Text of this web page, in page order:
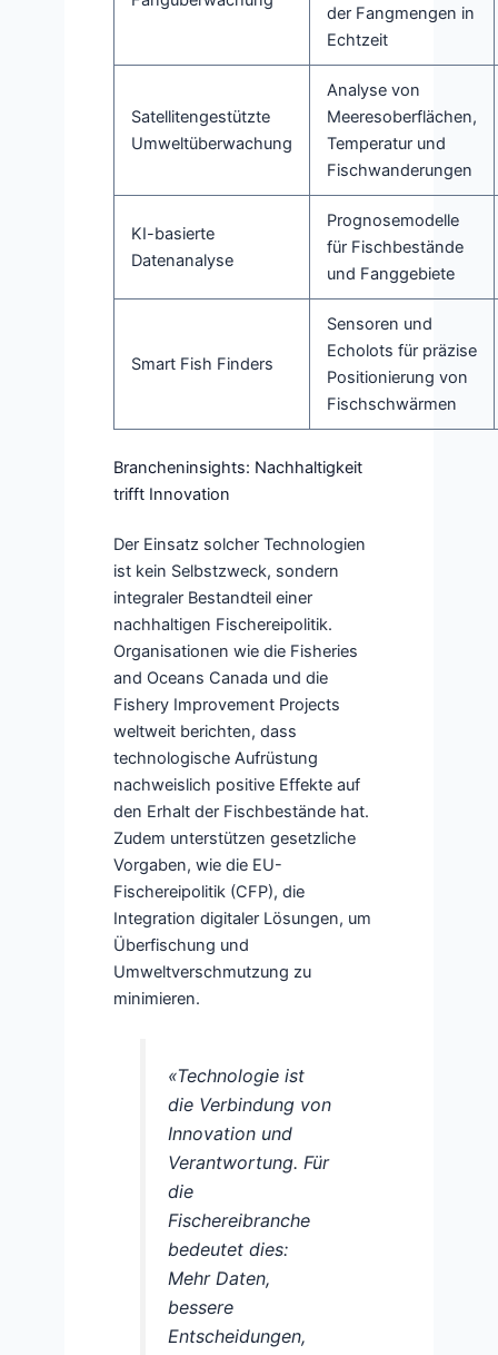
der Fangmengen in
Echtzeit
Satellitengestützte
Umweltüberwachung
Analyse von
Meeresoberflächen,
Temperatur und
Fischwanderungen
KI-basierte
Datenanalyse
Prognosemodelle
für Fischbestände
und Fanggebiete
Smart Fish Finders
Sensoren und
Echolots für präzise
Positionierung von
Fischschwärmen
Brancheninsights: Nachhaltigkeit
trifft Innovation
Der Einsatz solcher Technologien
ist kein Selbstzweck, sondern
integraler Bestandteil einer
nachhaltigen Fischereipolitik.
Organisationen wie die Fisheries
and Oceans Canada und die
Fishery Improvement Projects
weltweit berichten, dass
technologische Aufrüstung
nachweislich positive Effekte auf
den Erhalt der Fischbestände hat.
Zudem unterstützen gesetzliche
Vorgaben, wie die EU-
Fischereipolitik (CFP), die
Integration digitaler Lösungen, um
Überfischung und
Umweltverschmutzung zu
minimieren.
«Technologie ist
die Verbindung von
Innovation und
Verantwortung. Für
die
Fischereibranche
bedeutet dies:
Mehr Daten,
bessere
Entscheidungen,